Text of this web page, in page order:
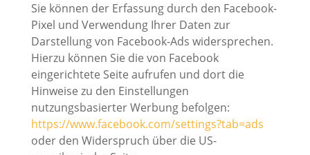
Sie können der Erfassung durch den Facebook-
Pixel und Verwendung Ihrer Daten zur
Darstellung von Facebook-Ads widersprechen.
Hierzu können Sie die von Facebook
eingerichtete Seite aufrufen und dort die
Hinweise zu den Einstellungen
nutzungsbasierter Werbung befolgen:
https://www.facebook.com/settings?tab=ads
oder den Widerspruch über die US-